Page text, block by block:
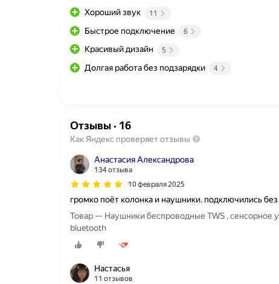
Хороший звук
11
Быстрое подключение 6
Красивый дизайн 5
Долгая работа без подзарядки 4
Отзывы· 16
Как Яндекс проверяет отзывы
Анастасия Александрова
134 отзыва
10 февраля 2025
громко поёт колонка и наушники. подключились
Товар — Наушники беспроводные TWS ,
bluetooth
Настасья
11 отзывов